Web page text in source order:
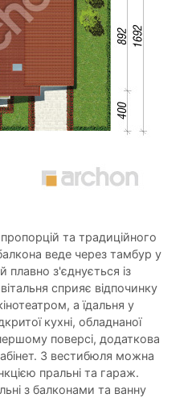
та традиційного
веде через тамбур у
плавно з'єднується із
сприяє відпочинку
а їдальня у
кухні, обладнаної
поверсі, додаткова
З вестибюля можна
пральні та гараж.
з балконами та ванну